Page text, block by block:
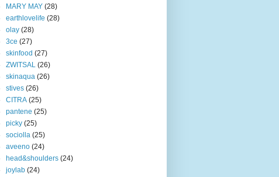
MARY MAY (28)
earthlovelife (28)
olay (28)
3ce (27)
skinfood (27)
ZWITSAL (26)
skinaqua (26)
stives (26)
CITRA (25)
pantene (25)
picky (25)
sociolla (25)
aveeno (24)
head&shoulders (24)
joylab (24)